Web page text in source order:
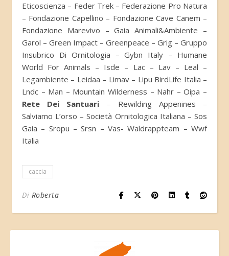
Eticoscienza – Feder Trek – Federazione Pro Natura
– Fondazione Capellino – Fondazione Cave Canem –
Fondazione Marevivo – Gaia Animali&Ambiente –
Garol – Green Impact – Greenpeace – Grig – Gruppo
Insubrico Di Ornitologia – Gybn Italy – Humane
World For Animals – Isde – Lac – Lav – Leal –
Legambiente – Leidaa – Limav – Lipu BirdLife Italia –
Lndc – Man – Mountain Wilderness – Nahr – Oipa –
Rete Dei Santuari – Rewilding Appenines –
Salviamo L’orso – Società Ornitologica Italiana – Sos
Gaia – Sropu – Srsn – Vas- Waldrappteam – Wwf
Italia
caccia
Di Roberta